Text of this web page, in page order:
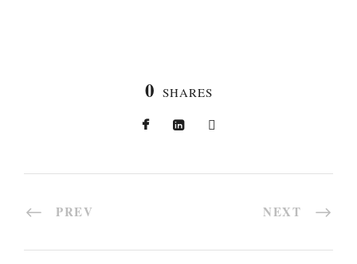
0 SHARES
PREV NEXT